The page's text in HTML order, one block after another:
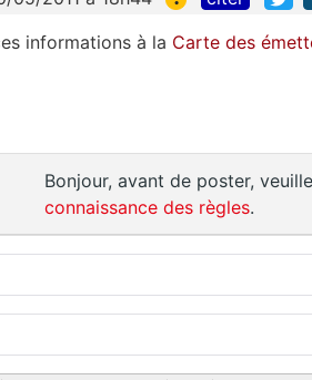
informations à la Carte des
Bonjour, avant de poster,
connaissance des règles.